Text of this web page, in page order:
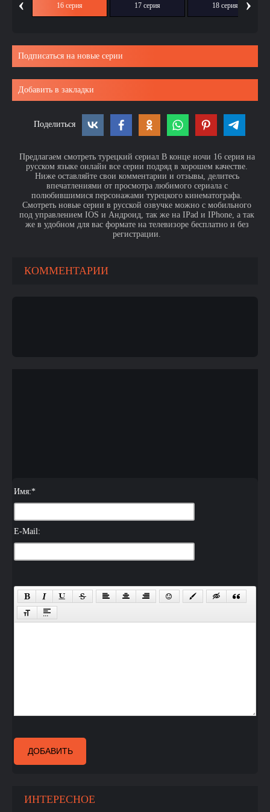
16 серия 17 серия 18 серия
Подписаться на новые серии
Добавить в закладки
Поделиться
Предлагаем смотреть турецкий сериал В конце ночи 16 серия на
русском языке онлайн все серии подряд в хорошем качестве.
Ниже оставляйте свои комментарии и отзывы, делитесь
впечатлениями от просмотра любимого сериала с
полюбившимися персонажами турецкого кинематографа.
Смотреть новые серии в русской озвучке можно с мобильного
под управлением IOS и Андроид, так же на IPad и IPhone, а так
же в удобном для вас формате на телевизоре бесплатно и без
регистрации.
КОММЕНТАРИИ
Имя:*
E-Mail:
ДОБАВИТЬ
ИНТЕРЕСНОЕ